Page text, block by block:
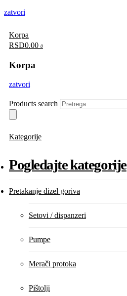
zatvori
Korpa
RSD0.00 0
Korpa
zatvori
Products search
Kategorije
Pogledajte kategorije
Pretakanje dizel goriva
Setovi / dispanzeri
Pumpe
Merači protoka
Pištolji